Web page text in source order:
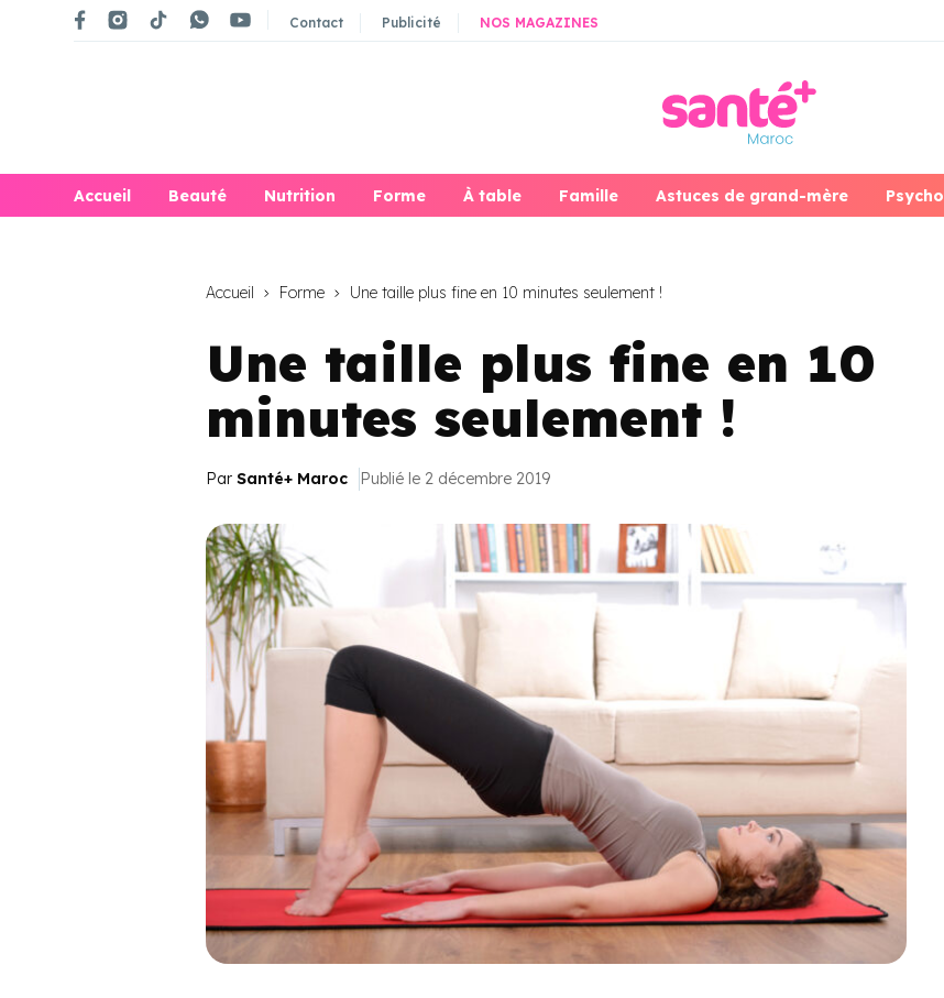
Contact Publicité NOS MAGAZINES
Accueil Beauté Nutrition Forme À table Famille Astuces de grand-mère Psycho
Accueil Forme Une taille plus fine en 10 minutes seulement !
Une taille plus fine en 10
minutes seulement !
Par Santé+ Maroc Publié le 2 décembre 2019